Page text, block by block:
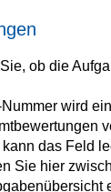
ob die
Nummer wird
das Feld
Sie hier